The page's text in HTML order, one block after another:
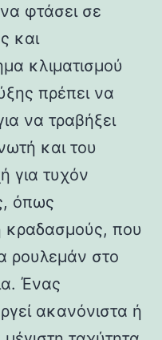
φτάσει σε
και
κλιματισμού
πρέπει να
να τραβήξει
και του
για τυχόν
όπως
κραδασμούς, που
ρουλεμάν στο
Ένας
ακανόνιστα ή